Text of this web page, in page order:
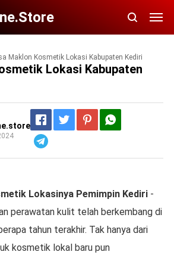
Maklon Kosmetik Lokasi Kabupaten Kediri
Lokasi Kabupaten
Lokasinya Pemimpin Kediri-
perawatan kulit telah berkembang di
tahun terakhir. Tak hanya dari
kosmetik lokal baru pun